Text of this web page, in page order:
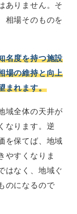
ありません。そ
相場そのものを
名度を持つ施設
場の維持と向上
まれます。
域全体の天井が
なります。逆
を保てば、地域
やすくなりま
はなく、地域ぐ
のになるので